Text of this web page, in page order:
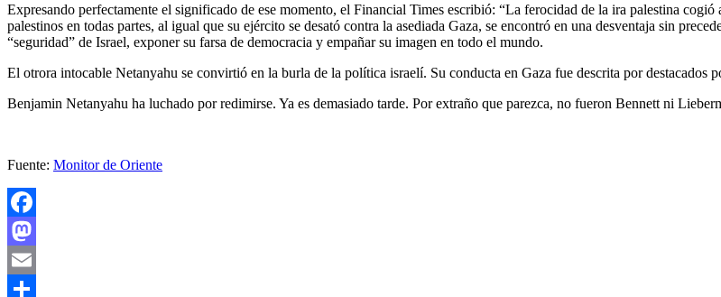
Expresando perfectamente el significado de ese momento, el Financial Times escribió: “La ferocidad de la ira palestina
palestinos en todas partes, al igual que su ejército se desató contra la asediada Gaza, se encontró en una desventaja sin
“seguridad” de Israel, exponer su farsa de democracia y empañar su imagen en todo el mundo.
El otrora intocable Netanyahu se convirtió en la burla de la política israelí. Su conducta en Gaza fue descrita por destacados
Benjamin Netanyahu ha luchado por redimirse. Ya es demasiado tarde. Por extraño que parezca, no fueron Bennett ni
Fuente: Monitor de Oriente
Facebook
Mastodon
Email